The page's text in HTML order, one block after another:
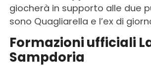
giocherà in supporto alle due
sono Quagliarella e l’ex di
Formazioni ufficiali
Sampdoria